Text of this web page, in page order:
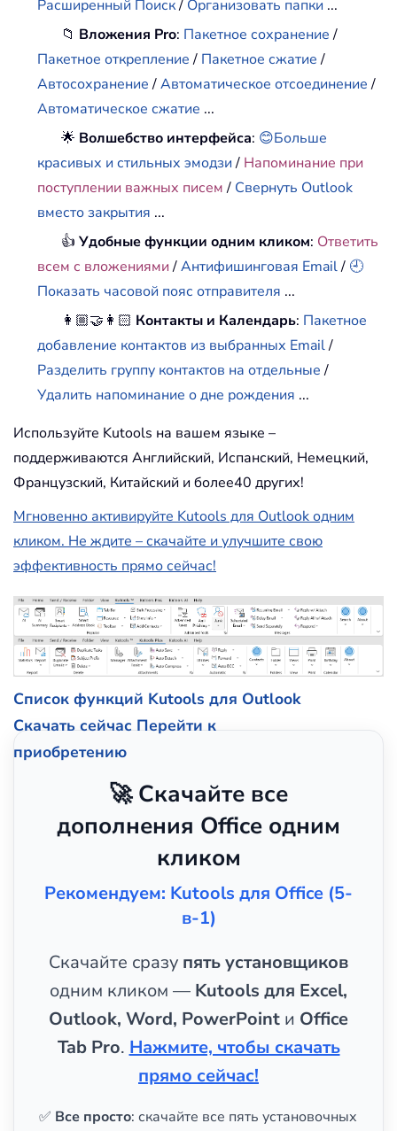
Расширенный Поиск/ Организовать папки ...
📁 Вложения Pro: Пакетное сохранение/
Пакетное открепление/ Пакетное сжатие/
Автосохранение/Автоматическое отсоединение/
Автоматическое сжатие ...
🌟 Волшебство интерфейса: 😊Больше
красивых и стильных эмодзи/ Напоминание при
поступлении важных писем/ Свернуть Outlook
вместо закрытия ...
👍Удобные функции одним кликом: Ответить
всем с вложениями /Антифишинговая Email/ 🕘
Показать часовой пояс отправителя ...
👩🏼‍🤝‍👩🏻 Контакты и Календарь: Пакетное
добавление контактов из выбранных Email/
Разделить группу контактов на отдельные/
Удалить напоминание о дне рождения ...
Используйте Kutools на вашем языке –
поддерживаются Английский, Испанский, Немецкий,
Французский, Китайский и более40 других!
Мгновенно активируйте Kutools для Outlook одним
кликом. Не ждите – скачайте и улучшите свою
эффективность прямо сейчас!
Список функций Kutools для Outlook
Скачать сейчас Перейти к
приобретению
🚀 Скачайте все
дополнения Office одним
кликом
Рекомендуем: Kutools для Office (5-
в-1)
Скачайте сразу пять установщиков
одним кликом — Kutools для Excel,
Outlook, Word, PowerPoint и Office
Tab Pro. Нажмите, чтобы скачать
прямо сейчас!
✅ Все просто: скачайте все пять установочных